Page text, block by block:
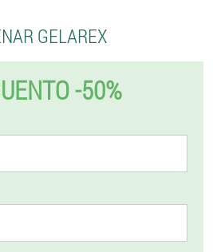
GELAREX
-50%